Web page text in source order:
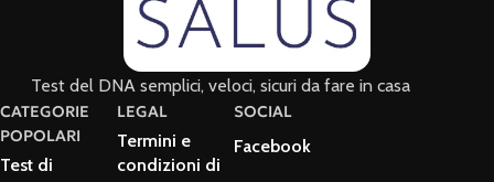
Test del DNA semplici, veloci, sicuri da fare in casa
CATEGORIE
POPOLARI
Test di
LEGAL
Termini e
condizioni di
SOCIAL
Facebook